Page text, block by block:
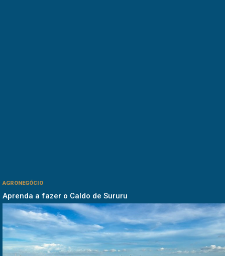
AGRONEGÓCIO
Aprenda a fazer o Caldo de Sururu